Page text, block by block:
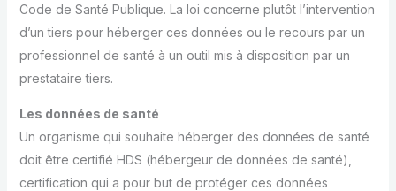
Code de Santé Publique. La loi concerne plutôt l’intervention
d’un tiers pour héberger ces données ou le recours par un
professionnel de santé à un outil mis à disposition par un
prestataire tiers.
Les données de santé
Un organisme qui souhaite héberger des données de santé
doit être certifié HDS (hébergeur de données de santé),
certification qui a pour but de protéger ces données